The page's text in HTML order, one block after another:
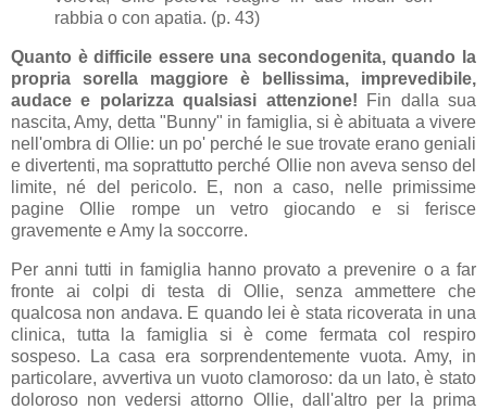
rabbia o con apatia. (p. 43)
Quanto è difficile essere una secondogenita, quando la
propria sorella maggiore è bellissima, imprevedibile,
audace e polarizza qualsiasi attenzione! Fin dalla sua
nascita, Amy, detta "Bunny" in famiglia, si è abituata a vivere
nell'ombra di Ollie: un po' perché le sue trovate erano geniali
e divertenti, ma soprattutto perché Ollie non aveva senso del
limite, né del pericolo. E, non a caso, nelle primissime
pagine Ollie rompe un vetro giocando e si ferisce
gravemente e Amy la soccorre.
Per anni tutti in famiglia hanno provato a prevenire o a far
fronte ai colpi di testa di Ollie, senza ammettere che
qualcosa non andava. E quando lei è stata ricoverata in una
clinica, tutta la famiglia si è come fermata col respiro
sospeso. La casa era sorprendentemente vuota. Amy, in
particolare, avvertiva un vuoto clamoroso: da un lato, è stato
doloroso non vedersi attorno Ollie, dall'altro per la prima